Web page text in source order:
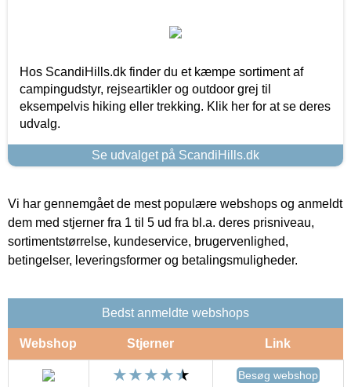
Hos ScandiHills.dk finder du et kæmpe sortiment af
campingudstyr, rejseartikler og outdoor grej til
eksempelvis hiking eller trekking. Klik her for at se deres
udvalg.
Se udvalget på ScandiHills.dk
Vi har gennemgået de mest populære webshops og anmeldt
dem med stjerner fra 1 til 5 ud fra bl.a. deres prisniveau,
sortimentstørrelse, kundeservice, brugervenlighed,
betingelser, leveringsformer og betalingsmuligheder.
Bedst anmeldte webshops
Webshop Stjerner Link
Besøg webshop